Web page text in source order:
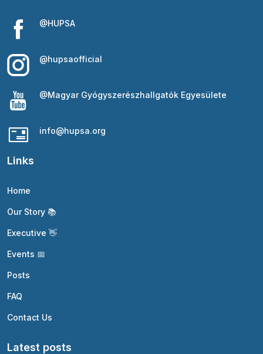
@HUPSA
@hupsaofficial
@Magyar Gyógyszerészhallgatók Egyesülete
info@hupsa.org
Links
Home
Our Story 📚
Executive 👋
Events 📅
Posts
FAQ
Contact Us
Latest posts